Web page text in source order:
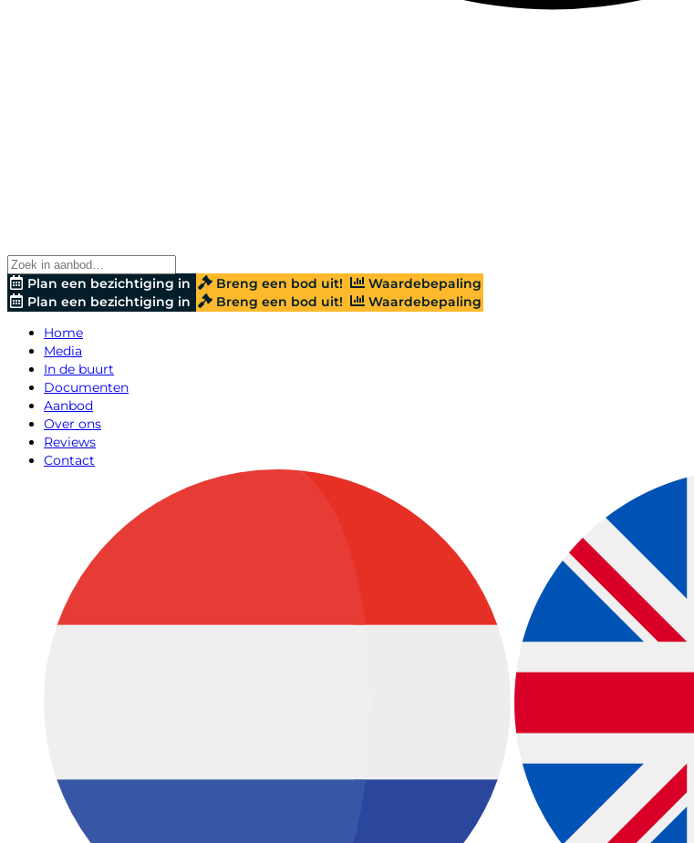
Plan een bezichtiging in Breng een bod uit!
Waardebepaling
Plan een bezichtiging in
Breng een bod uit!
Waardebepaling
Home
Media
In de buurt
Documenten
Aanbod
Over ons
Reviews
Contact